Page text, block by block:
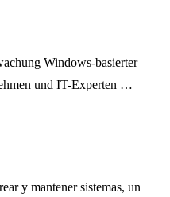
Windows-basierter
und IT-Experten …
y mantener sistemas, un